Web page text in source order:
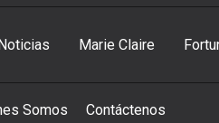
Noticias Marie Claire
Somos Contáctenos